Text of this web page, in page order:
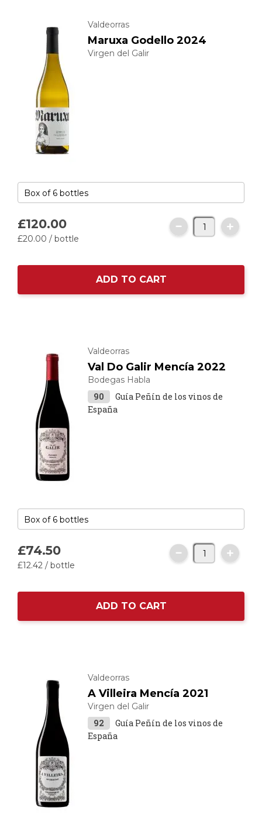
Valdeorras
Maruxa Godello 2024
Virgen del Galir
£120.00
£20.00 / bottle
ADD TO CART
Valdeorras
Val Do Galir Mencía 2022
Bodegas Habla
90
Guía Peñín de los vinos de
España
£74.50
£12.42 / bottle
ADD TO CART
Valdeorras
A Villeira Mencía 2021
Virgen del Galir
92
Guía Peñín de los vinos de
España